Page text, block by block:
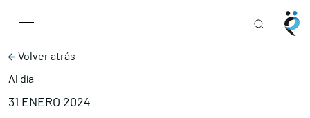
Main Navigation
Volver atrás
Al día
31 ENERO 2024